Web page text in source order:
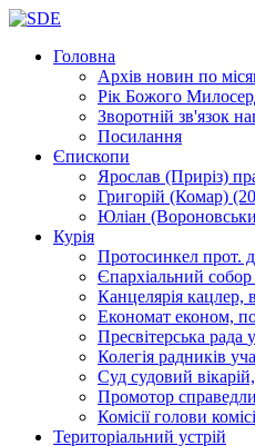
Головна
Архів новин по
Рік Божого
Зворотній зв'язок
Посилання
Єпископи
Ярослав (Приріз)
Григорій (Комар)
Юліан
Курія
Протосинкел прот.
Єпархіальний собор
Канцелярія кацлер,
Економат економ,
Пресвітерська рада
Колегія радників
Суд судовий
Промотор
Комісіїголови
Територіальний устрій